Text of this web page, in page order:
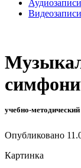
Аудиозаписи
Видеозаписи
учебно-
Опубликовано
Картинка